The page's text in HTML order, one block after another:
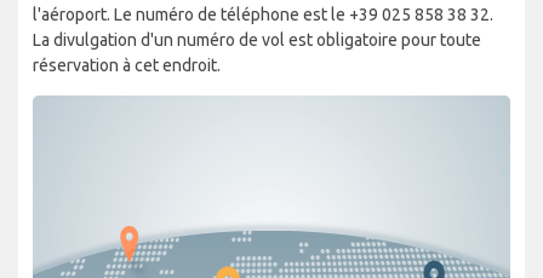
l'aéroport. Le numéro de téléphone est le +39 025 858 38 32.
La divulgation d'un numéro de vol est obligatoire pour toute
réservation à cet endroit.